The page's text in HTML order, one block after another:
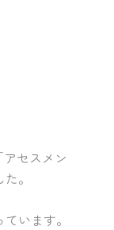
セスメン
。
います。